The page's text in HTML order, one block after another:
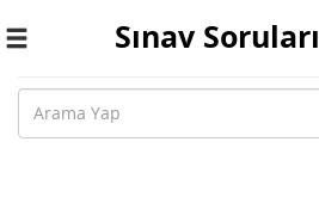
Toggle
Sınav Soruları